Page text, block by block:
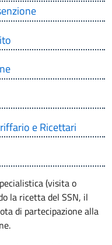
e Ricettari
(visita o
la ricetta del SSN, il
di partecipazione alla